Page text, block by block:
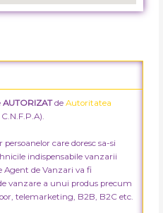
AUTORIZATdeAutoritatea
care doresc sa-si
indispensabile vanzarii
Agent de Vanzari va fi
vanzare a unui produs precum
telemarketing, B2B, B2C etc.